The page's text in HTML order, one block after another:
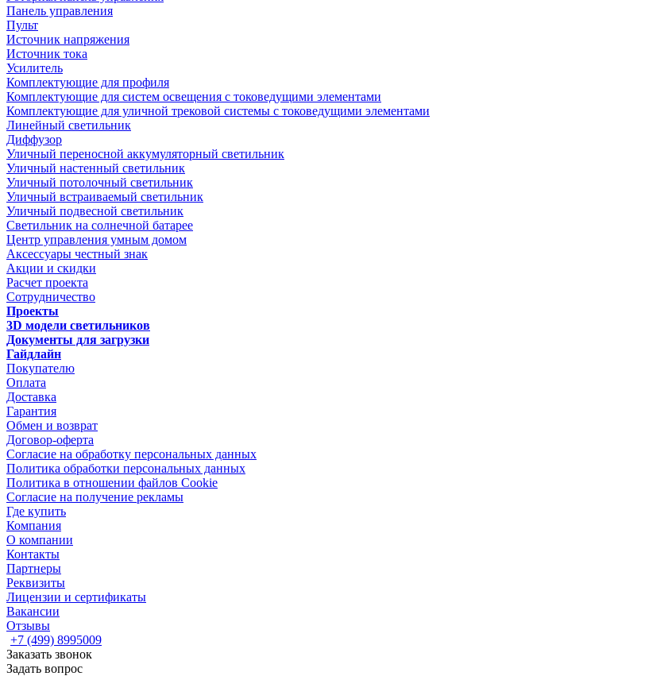
Панель управления
Пульт
Источник напряжения
Источник тока
Усилитель
Комплектующие для профиля
Комплектующие для систем освещения с токоведущими элементами
Комплектующие для уличной трековой системы с токоведущими элементами
Линейный светильник
Диффузор
Уличный переносной аккумуляторный светильник
Уличный настенный светильник
Уличный потолочный светильник
Уличный встраиваемый светильник
Уличный подвесной светильник
Светильник на солнечной батарее
Центр управления умным домом
Аксессуары честный знак
Акции и скидки
Расчет проекта
Сотрудничество
Проекты
3D модели светильников
Документы для загрузки
Гайдлайн
Покупателю
Оплата
Доставка
Гарантия
Обмен и возврат
Договор-оферта
Согласие на обработку персональных данных
Политика обработки персональных данных
Политика в отношении файлов Cookie
Согласие на получение рекламы
Где купить
Компания
О компании
Контакты
Партнеры
Реквизиты
Лицензии и сертификаты
Вакансии
Отзывы
+7 (499) 8995009
Заказать звонок
Задать вопрос